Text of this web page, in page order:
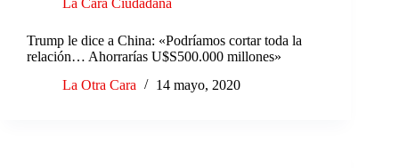
Trump le dice a China: «Podríamos cortar toda la
relación… Ahorrarías U$S500.000 millones»
La Otra Cara
14 mayo, 2020